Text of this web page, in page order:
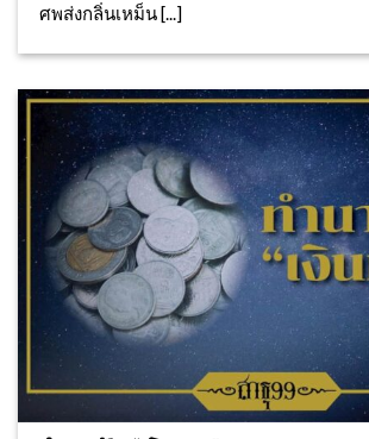
ศพส่งกลิ่นเหม็น [...]